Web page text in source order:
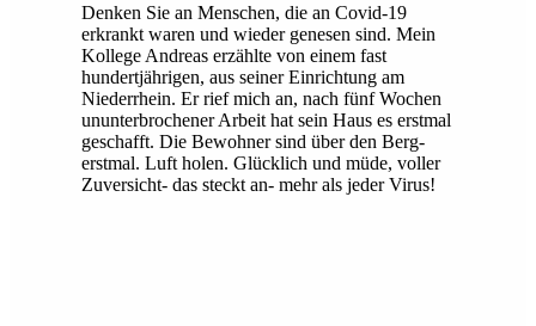
Denken Sie an Menschen, die an Covid-19
erkrankt waren und wieder genesen sind. Mein
Kollege Andreas erzählte von einem fast
hundertjährigen, aus seiner Einrichtung am
Niederrhein. Er rief mich an, nach fünf Wochen
ununterbrochener Arbeit hat sein Haus es erstmal
geschafft. Die Bewohner sind über den Berg-
erstmal. Luft holen. Glücklich und müde, voller
Zuversicht- das steckt an- mehr als jeder Virus!